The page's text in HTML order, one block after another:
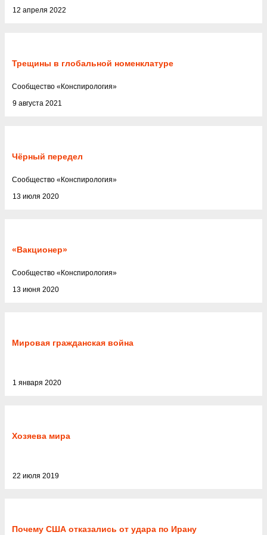
12 апреля 2022
Трещины в глобальной номенклатуре
9 августа 2021
Cообщество « Конспирология»
Чёрный передел
13 июля 2020
Cообщество « Конспирология»
«Вакционер»
13 июня 2020
Cообщество « Конспирология»
Мировая гражданская война
1 января 2020
Хозяева мира
22 июля 2019
Почему США отказались от удара по Ирану